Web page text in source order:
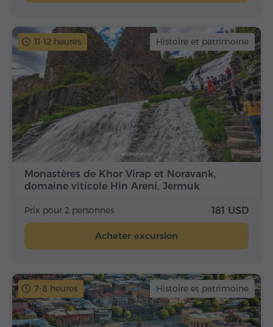
11-12 heures Histoire et patrimoine
Monastères de Khor Virap et Noravank,
domaine viticole Hin Areni, Jermuk
Prix pour 2 personnes 181 USD
Acheter excursion
7-8 heures Histoire et patrimoine